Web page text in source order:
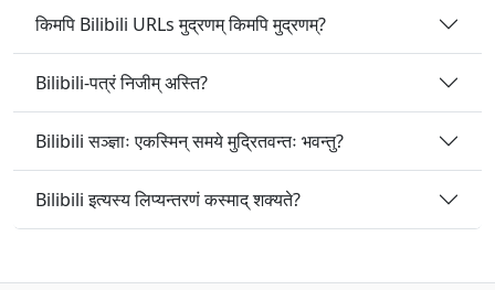
किमपि Bilibili URLs मुद्रणम् किमपि मुद्रणम्?
Bilibili-पत्रं निजीम् अस्ति?
Bilibili सञ्ज्ञाः एकस्मिन् समये मुद्रितवन्तः भवन्तु?
Bilibili इत्यस्य लिप्यन्तरणं कस्माद् शक्यते?